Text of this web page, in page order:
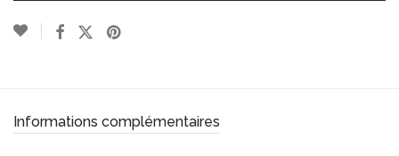
Informations complémentaires